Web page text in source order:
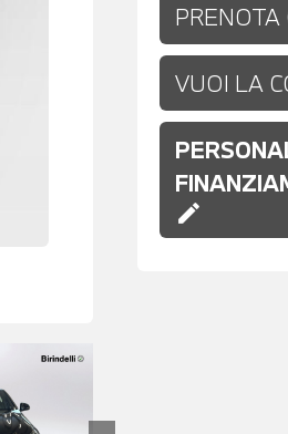
PRENOTA
VUOI LA
edit